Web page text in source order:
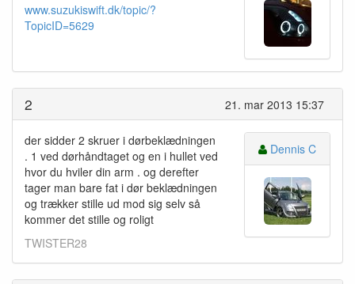
www.suzukiswift.dk/topic/?
TopicID=5629
21. mar 2013 15:37
2
der sidder 2 skruer i dørbeklædningen
. 1 ved dørhåndtaget og en i hullet ved
hvor du hviler din arm . og derefter
tager man bare fat i dør beklædningen
og trækker stille ud mod sig selv så
kommer det stille og roligt
TWISTER28
Dennis C